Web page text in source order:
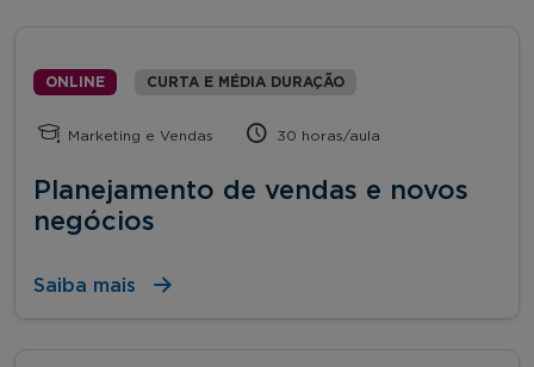
ONLINE CURTA E MÉDIA DURAÇÃO
Marketing e Vendas 30 horas/aula
Planejamento de vendas e novos
negócios
Saiba mais